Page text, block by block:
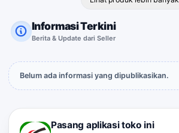
Informasi Terkini
Berita & Update dari Seller
Belum ada informasi yang dipublikasikan.
Pasang aplikasi toko ini